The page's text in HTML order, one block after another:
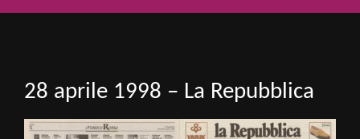
28 aprile 1998 – La Repubblica